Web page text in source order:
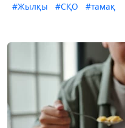
#Жылқы #СҚО #тамақ